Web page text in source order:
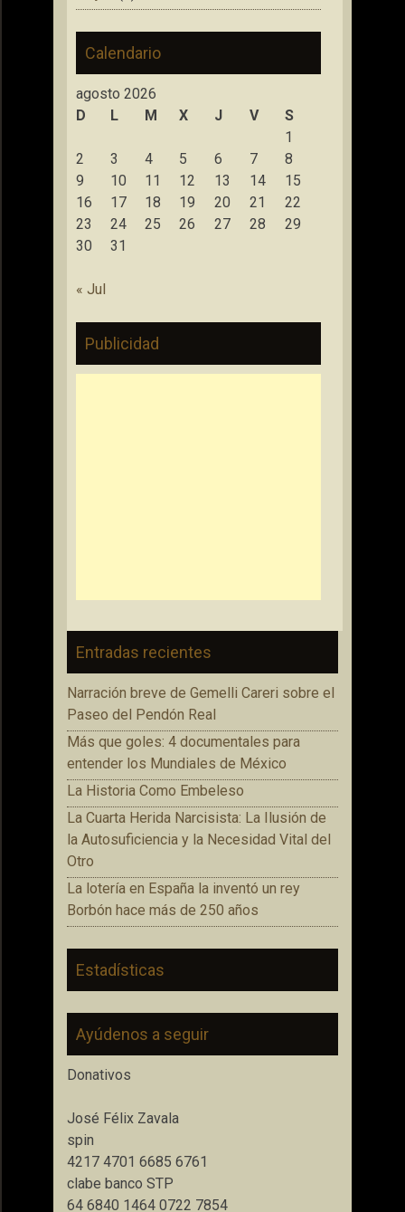
Calendario
agosto 2026
D
L M X J V
S
1
2
3 4 5 6 7
8
9
10 11 12 13 14
15
16
17 18 19 20 21
22
23
24 25 26 27 28
29
30
31
« Jul
Publicidad
Entradas recientes
Narración breve de Gemelli Careri sobre el
Paseo del Pendón Real
Más que goles: 4 documentales para
entender los Mundiales de México
La Historia Como Embeleso
La Cuarta Herida Narcisista: La Ilusión de
la Autosuficiencia y la Necesidad Vital del
Otro
La lotería en España la inventó un rey
Borbón hace más de 250 años
Estadísticas
Ayúdenos a seguir
Donativos
José Félix Zavala
spin
4217 4701 6685 6761
clabe banco STP
64 6840 1464 0722 7854